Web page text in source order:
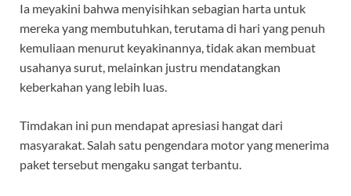
Ia meyakini bahwa menyisihkan sebagian harta untuk
mereka yang membutuhkan, terutama di hari yang penuh
kemuliaan menurut keyakinannya, tidak akan membuat
usahanya surut, melainkan justru mendatangkan
keberkahan yang lebih luas.
Timdakan ini pun mendapat apresiasi hangat dari
masyarakat.Salah satu pengendara motor yang menerima
paket tersebut mengaku sangat terbantu.